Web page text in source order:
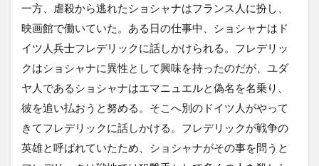
一方、虐殺から逃れたショシャナはフランス人に扮し、
映画館で働いていた。ある日の仕事中、ショシャナはド
イツ人兵士フレデリックに話しかけられる。フレデリッ
クはショシャナに異性として興味を持ったのだが、ユダ
ヤ人であるショシャナはエマニュエルと偽名を名乗り、
彼を追い払おうと努める。そこへ別のドイツ人がやって
きてフレデリックに話しかける。フレデリックが戦争の
英雄と呼ばれていたため、ショシャナがその事を問うと